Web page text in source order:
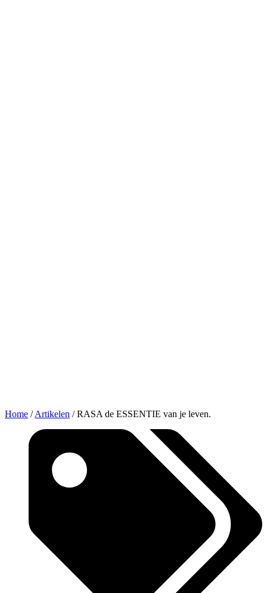
Home /Artikelen /RASA de ESSENTIE van je leven.